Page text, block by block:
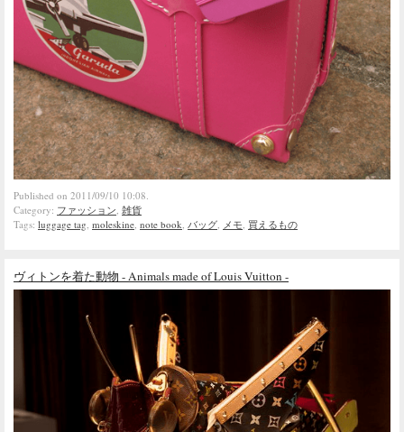
Published on 2011/09/10 10:08.
Category: ファッション, 雑貨
Tags: luggage tag, moleskine, note book, バッグ, メモ, 買えるもの
ヴィトンを着た動物 - Animals made of Louis Vuitton -